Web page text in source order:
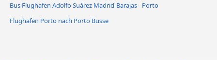
Bus Flughafen Adolfo Suárez Madrid-Barajas - Porto
Flughafen Porto nach Porto Busse